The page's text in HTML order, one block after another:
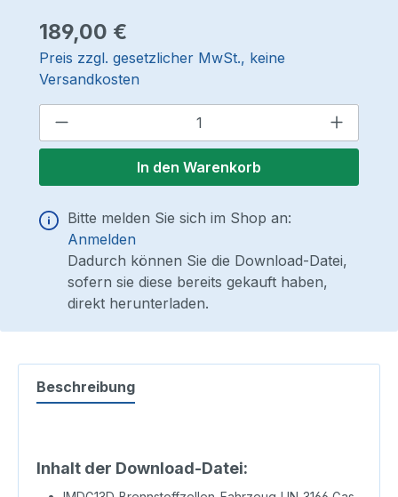
Regulärer Preis:
189,00 €
Preis zzgl. gesetzlicher MwSt., keine
Versandkosten
Produkt Anzahl: Gib den
In den Warenkorb
Bitte melden Sie sich im Shop an:
Anmelden
Dadurch können Sie die Download-Datei,
sofern sie diese bereits gekauft haben,
direkt herunterladen.
Beschreibung
Inhalt der Download-Datei: